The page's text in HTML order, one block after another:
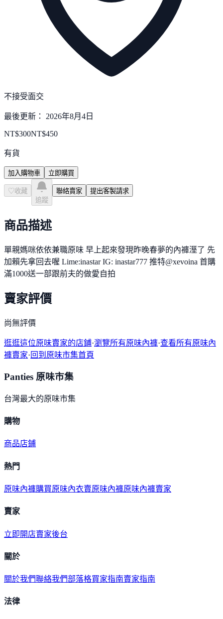
不接受面交
最後更新： 2026年8月4日
NT$300NT$450
有貨
加入購物車 立即購買
♡ 收藏
追蹤
聯絡賣家 提出客製請求
商品描述
單親媽咪依依兼職原味 早上起來發現昨晚春夢的內褲溼了 先
加賴先拿回去喔 Lime:inastar IG: inastar777 推特@xevoina 首購
滿1000送一部跟前夫的做愛自拍
賣家評價
尚無評價
逛逛這位原味賣家的店鋪·瀏覽所有原味內褲·查看所有原味內
褲賣家·回到原味市集首頁
Panties 原味市集
台灣最大的原味市集
購物
商品店鋪
熱門
原味內褲購買原味內衣賣原味內褲原味內褲賣家
賣家
立即開店賣家後台
關於
關於我們聯絡我們部落格買家指南賣家指南
法律